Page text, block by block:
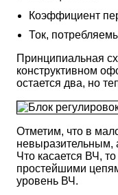
Коэффициент
Ток,
Принципиальная
конструктивном
остается два, но
Отметим, что в
невыразительным,
Что касается ВЧ,
простейшими
уровень ВЧ.